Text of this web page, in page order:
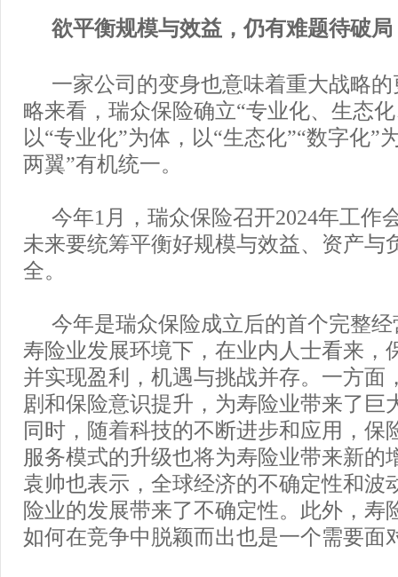
欲平衡规模与效益，仍有难题待破局
一家公司的变身也意味着重大战略
略来看，瑞众保险确立“专业化、生态
以“专业化”为体，以“生态化”“数字化”
两翼”有机统一。
今年1月，瑞众保险召开2024年工作
未来要统筹平衡好规模与效益、资产与
全。
今年是瑞众保险成立后的首个完整
寿险业发展环境下，在业内人士看来，
并实现盈利，机遇与挑战并存。一方面
剧和保险意识提升，为寿险业带来了巨
同时，随着科技的不断进步和应用，保
服务模式的升级也将为寿险业带来新的
袁帅也表示，全球经济的不确定性和波
险业的发展带来了不确定性。此外，寿
如何在竞争中脱颖而出也是一个需要面